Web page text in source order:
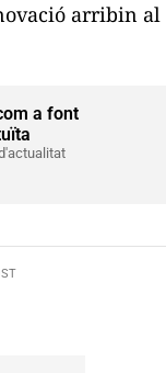
arribin al
a font